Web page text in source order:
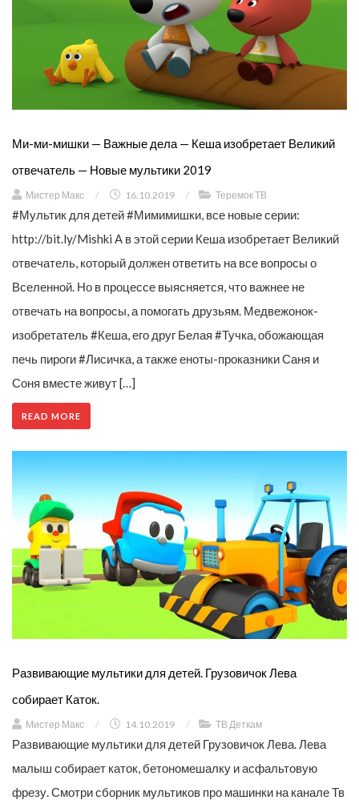
Ми-ми-мишки — Важные дела — Кеша изобретает Великий
отвечатель — Новые мультики 2019
Мистер Макс / 16.10.2019 / Теремок ТВ
#Мультик для детей #Мимимишки, все новые серии:
http://bit.ly/Mishki А в этой серии Кеша изобретает Великий
отвечатель, который должен ответить на все вопросы о
Вселенной. Но в процессе выясняется, что важнее не
отвечать на вопросы, а помогать друзьям. Медвежонок-
изобретатель #Кеша, его друг Белая #Тучка, обожающая
печь пироги #Лисичка, а также еноты-проказники Саня и
Соня вместе живут […]
READ MORE
Развивающие мультики для детей. Грузовичок Лева
собирает Каток.
Мистер Макс / 14.10.2019 / ТВ Деткам
Развивающие мультики для детей Грузовичок Лева. Лева
малыш собирает каток, бетономешалку и асфальтовую
фрезу. Смотри сборник мультиков про машинки на канале Тв